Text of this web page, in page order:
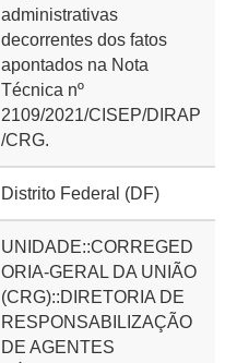
administrativas
decorrentes dos fatos
apontados na Nota
Técnica nº
2109/2021/CISEP/DIRAP
/CRG.
Distrito Federal (DF)
UNIDADE::CORREGED
ORIA-GERAL DA UNIÃO
(CRG)::DIRETORIA DE
RESPONSABILIZAÇÃO
DE AGENTES